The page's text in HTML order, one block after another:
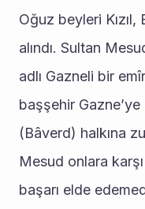
Oğuz beyleri
alındı. Sultan
adlı Gazneli bir
başşehir Gazne’ye
(Bâverd) halkına
Mesud onlara
başarı elde